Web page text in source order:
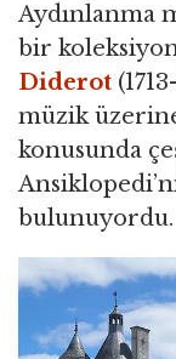
Aydınlanma
bir
Diderot
müzik
konusunda
bulunuyordu.